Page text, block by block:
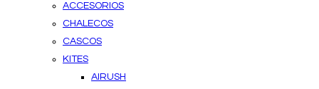
ACCESORIOS
CHALECOS
CASCOS
KITES
AIRUSH